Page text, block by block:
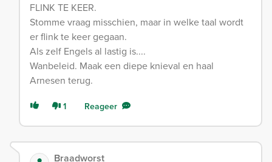
FLINK TE KEER.
Stomme vraag misschien, maar in welke taal wordt
er flink te keer gegaan.
Als zelf Engels al lastig is....
Wanbeleid. Maak een diepe knieval en haal
Arnesen terug.
1 Reageer
Braadworst